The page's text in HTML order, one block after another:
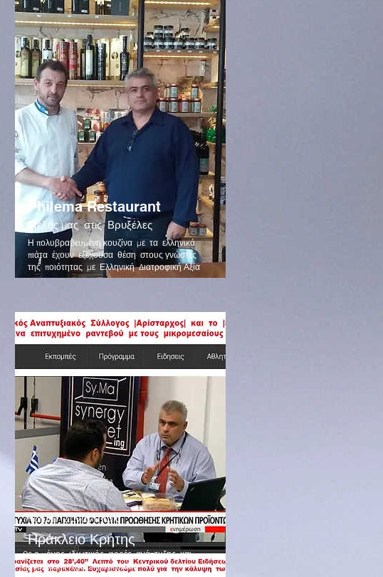
Philema Restaurant
Μέλος μας στις Βρυξέλες
Η πολυβραβευμένη κουζίνα με τα ελληνικά
πιάτα έχουν εξέχουσα θέση στους γνώστες
της ποιότητας με Ελληνική Διατροφική Αξία
Ως ο μόνος ιδιωτικός φορές ανάπτυξης και
οργάνωσης της μικρομεσαίας
Forum Συνάντησης
Ηράκλειο Κρήτης